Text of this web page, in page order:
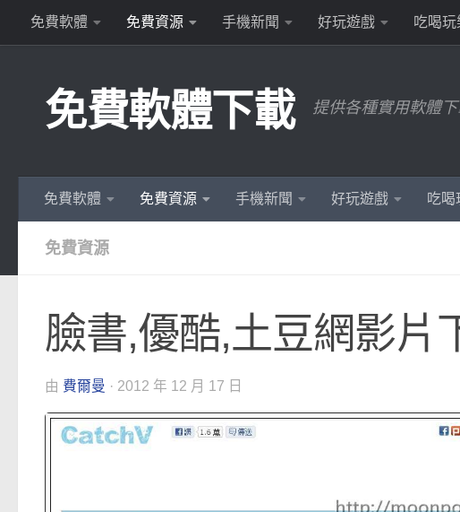
Skip to content
免費軟體 免費資源 手機新聞 好玩遊戲 吃喝玩
免費軟體下載 提供各種實用軟體
免費軟體 免費資源 手機新聞 好玩遊戲 吃喝
免費資源
臉書,優酷,土豆網影片
由 費爾曼 · 2012 年 12 月 17 日